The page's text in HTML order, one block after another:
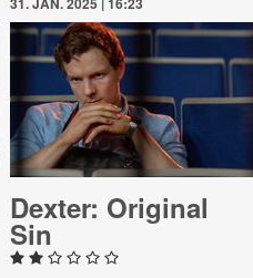
Dexter: Original
Sin